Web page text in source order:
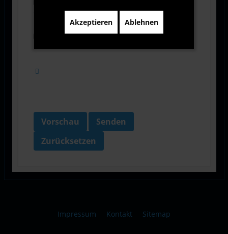
Geschäftsbedingungen zu.
Vorschau
Senden
Zurücksetzen
Impressum Kontakt Sitemap
Akzeptieren Ablehnen